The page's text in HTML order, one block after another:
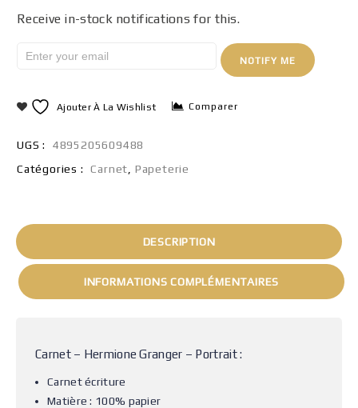
Receive in-stock notifications for this.
NOTIFY ME
Ajouter À La Wishlist Comparer
UGS :
4895205609488
Catégories :
Carnet Papeterie
DESCRIPTION
INFORMATIONS COMPLÉMENTAIRES
Carnet – Hermione Granger – Portrait :
Carnet écriture
Matière : 100% papier